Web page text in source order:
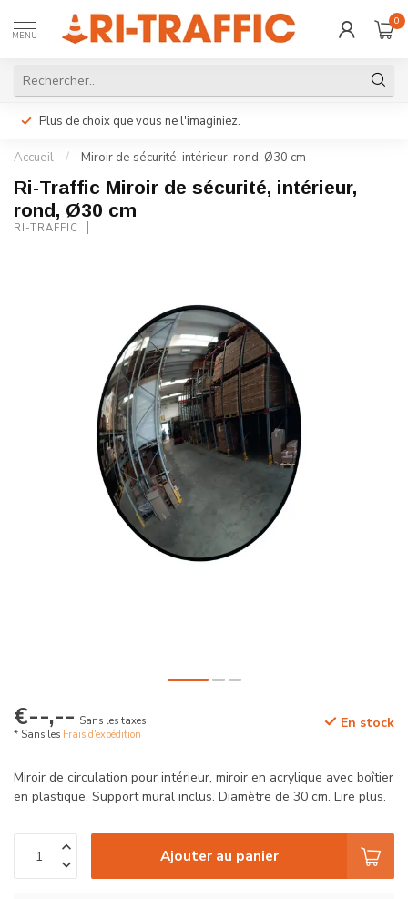
MENU
0
Plus de choix que vous ne l'imaginiez.
Accueil / Miroir de sécurité, intérieur, rond, Ø30 cm
Ri-Traffic Miroir de sécurité, intérieur,
rond, Ø30 cm
RI-TRAFFIC
€--,-- Sans les taxes
* Sans les Frais d'expédition
En stock
Miroir de circulation pour intérieur, miroir en acrylique avec boîtier
en plastique. Support mural inclus. Diamètre de 30 cm. Lire plus.
Ajouter au panier